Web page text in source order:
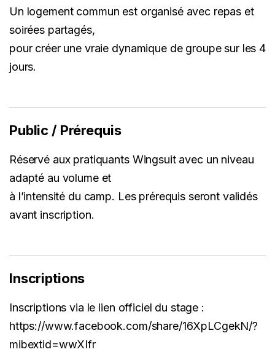
Un logement commun est organisé avec repas et
soirées partagés,
pour créer une vraie dynamique de groupe sur les 4
jours.
Public / Prérequis
Réservé aux pratiquants Wingsuit avec un niveau
adapté au volume et
à l’intensité du camp. Les prérequis seront validés
avant inscription.
Inscriptions
Inscriptions via le lien officiel du stage :
https://www.facebook.com/share/16XpLCgekN/?
mibextid=wwXIfr